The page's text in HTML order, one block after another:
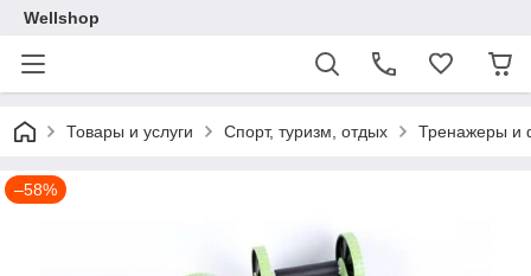
Wellshop
Товары и услуги Спорт, туризм, отдых Тренажеры и
–58%